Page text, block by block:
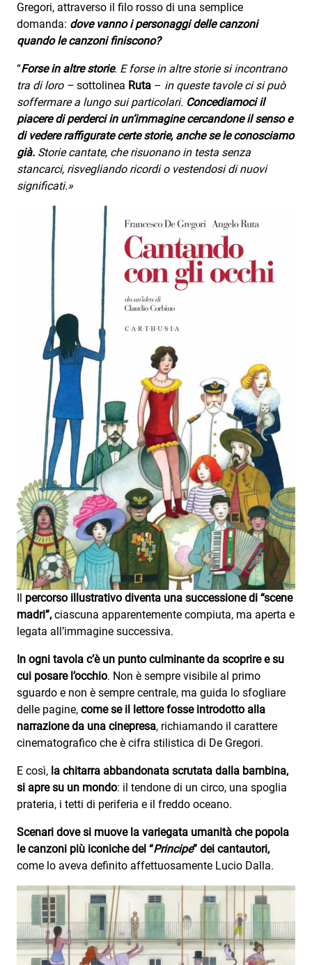
Gregori, attraverso il filo rosso di una semplice
domanda: dove vanno i personaggi delle canzoni
quando le canzoni finiscono?
“Forse in altre storie. E forse in altre storie si incontrano
tra di loro – sottolinea Ruta – in queste tavole ci si può
soffermare a lungo sui particolari. Concediamoci il
piacere di perderci in un’immagine cercandone il senso e
di vedere raffigurate certe storie, anche se le conosciamo
già. Storie cantate, che risuonano in testa senza
stancarci, risvegliando ricordi o vestendosi di nuovi
significati.»
percorso illustrativo diventa una successione di “scene
madri”, ciascuna apparentemente compiuta, ma aperta e
legata all’immagine successiva.
In ogni tavola c’è un punto culminante da scoprire e su
cui posare l’occhio. Non è sempre visibile al primo
sguardo e non è sempre centrale, ma guida lo sfogliare
delle pagine, come se il lettore fosse introdotto alla
narrazione da una cinepresa, richiamando il carattere
cinematografico che è cifra stilistica di De Gregori.
E così, la chitarra abbandonata scrutata dalla bambina,
si apre su un mondo: il tendone di un circo, una spoglia
prateria, i tetti di periferia e il freddo oceano.
Scenari dove si muove la variegata umanità che popola
le canzoni più iconiche del “Principe” dei cantautori,
come lo aveva definito affettuosamente Lucio Dalla.